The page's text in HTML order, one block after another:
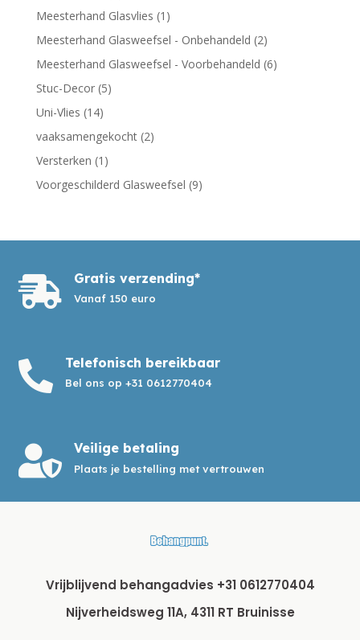
Meesterhand Glasvlies (1)
Meesterhand Glasweefsel - Onbehandeld (2)
Meesterhand Glasweefsel - Voorbehandeld (6)
Stuc-Decor (5)
Uni-Vlies (14)
vaaksamengekocht (2)
Versterken (1)
Voorgeschilderd Glasweefsel (9)
 Gratis verzending*
Vanaf 150 euro
 Telefonisch bereikbaar
Bel ons op +31 0612770404
 Veilige betaling
Plaats je bestelling met vertrouwen
Vrijblijvend behangadvies +31 0612770404
Nijverheidsweg 11A, 4311 RT Bruinisse